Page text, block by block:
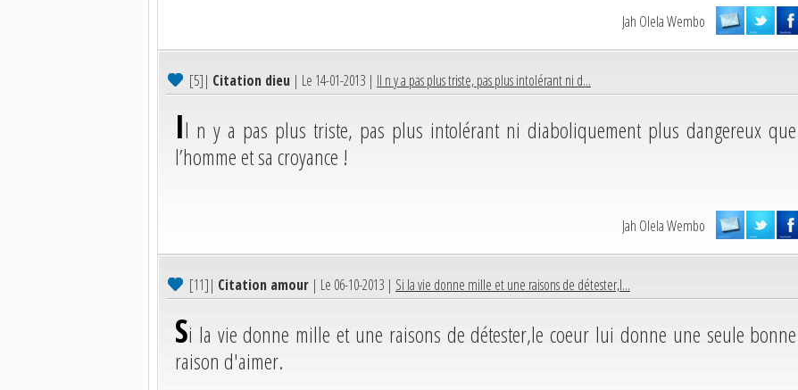
Jah Olela Wembo
[5]| Citation dieu | Le 14-01-2013 | Il n y a pas plus triste, pas plus intolérant ni d...
Il n y a pas plus triste, pas plus intolérant ni diaboliquement plus dangereux que
l’homme et sa croyance !
Jah Olela Wembo
[11]| Citation amour | Le 06-10-2013 | Si la vie donne mille et une raisons de détester,l...
Si la vie donne mille et une raisons de détester,le coeur lui donne une seule bonne
raison d'aimer.